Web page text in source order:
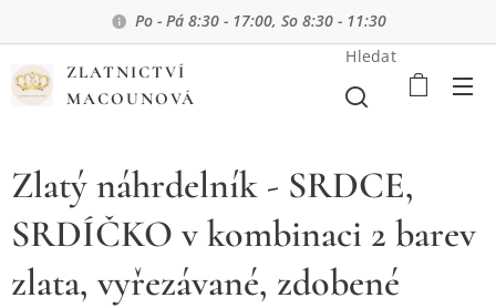
Po - Pá 8:30 - 17:00, So 8:30 - 11:30
ZLATNICTVÍ
MACOUNOVÁ
Hledat
Zlatý náhrdelník - SRDCE,
SRDÍČKO v kombinaci 2 barev
zlata, vyřezávané, zdobené